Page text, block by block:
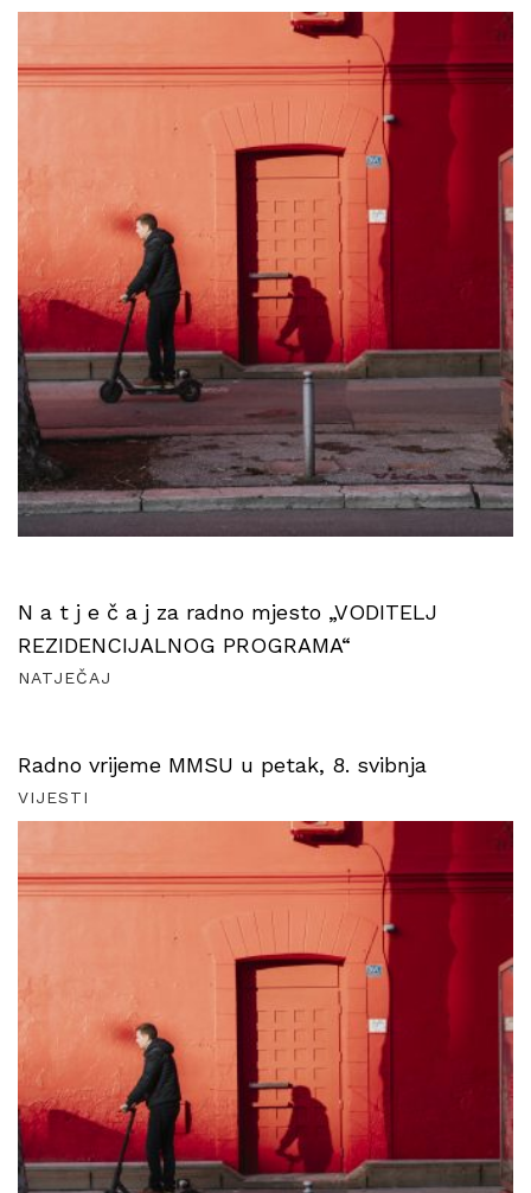
N a t j e č a j za radno mjesto „VODITELJ
REZIDENCIJALNOG PROGRAMA“
NATJEČAJ
Radno vrijeme MMSU u petak, 8. svibnja
VIJESTI